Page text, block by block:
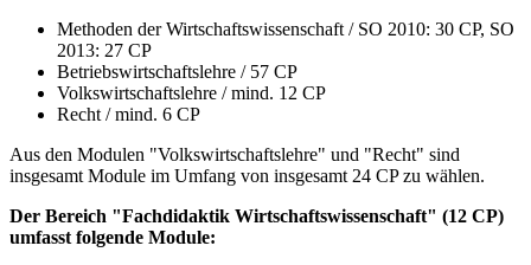
Methoden der Wirtschaftswissenschaft / SO 2010: 30 CP, SO
2013: 27 CP
Betriebswirtschaftslehre / 57 CP
Volkswirtschaftslehre / mind. 12 CP
Recht / mind. 6 CP
Aus den Modulen "Volkswirtschaftslehre" und "Recht" sind
insgesamt Module im Umfang von insgesamt 24 CP zu wählen.
Der Bereich "Fachdidaktik Wirtschaftswissenschaft" (12 CP)
umfasst folgende Module: